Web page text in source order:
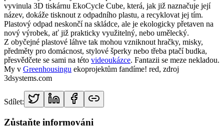
vyvinula 3D tiskárnu EkoCycle Cube, která, jak již naznačuje její
název, dokáže tisknout z odpadního plastu, a recyklovat jej tím.
Plastový odpad neskončí na skládce, ale je ekologicky přetaven na
nový výrobek, ať již prakticky využitelný, nebo umělecký.
Z obyčejné plastové láhve tak mohou vzniknout hračky, misky,
předměty pro domácnost, stylové šperky nebo třeba ptačí budka,
přesvědčete se sami na této videoukázce. Fantazii se meze nekladou.
My v Greenhousingu ekoprojektům fandíme! red, zdroj
3dsystems.com
Sdílet:
Zůstaňte informováni